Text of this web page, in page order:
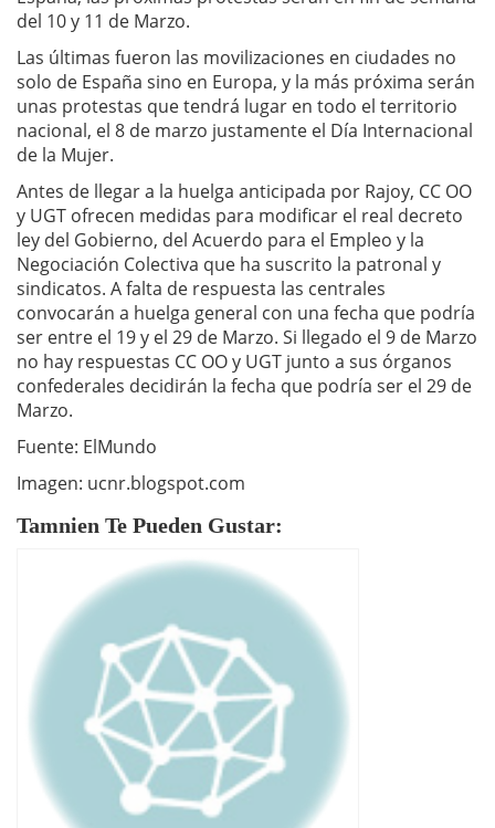
del 10 y 11 de Marzo.
Las últimas fueron las movilizaciones en ciudades no
solo de España sino en Europa, y la más próxima serán
unas protestas que tendrá lugar en todo el territorio
nacional, el 8 de marzo justamente el Día Internacional
de la Mujer.
Antes de llegar a la huelga anticipada por Rajoy, CC OO
y UGT ofrecen medidas para modificar el real decreto
ley del Gobierno, del Acuerdo para el Empleo y la
Negociación Colectiva que ha suscrito la patronal y
sindicatos. A falta de respuesta las centrales
convocarán a huelga general con una fecha que podría
ser entre el 19 y el 29 de Marzo. Si llegado el 9 de Marzo
no hay respuestas CC OO y UGT junto a sus órganos
confederales decidirán la fecha que podría ser el 29 de
Marzo.
Fuente: ElMundo
Imagen: ucnr.blogspot.com
Tamnien Te Pueden Gustar: